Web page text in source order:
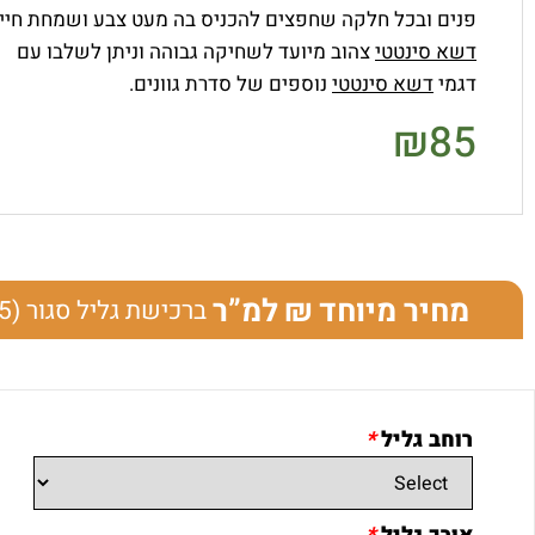
פנים ובכל חלקה שחפצים להכניס בה מעט צבע ושמחת
דשא סינטטיצהוב מיועד לשחיקה גבוהה וניתן לשלבו עם
דגמידשא סינטטי נוספים של סדרת גוונים.
₪85
מחיר מיוחד למ”רברכישת גליל סגור (25 מטרים אורך)
רוחב גליל*